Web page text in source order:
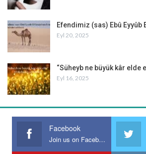
Efendimiz (sas) Ebû Eyyûb
Eyl 20, 2025
“Süheyb ne büyük kâr elde
Eyl 16, 2025
Facebook
Join us on Facebook